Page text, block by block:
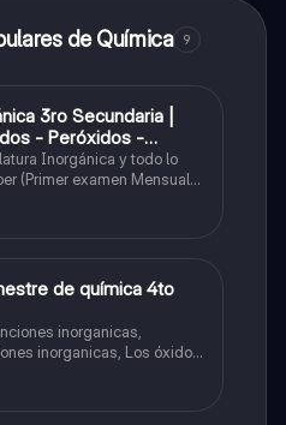
de Química 9
3ro Secundaria |
- Peróxidos -
Inorgánica y todo lo
(Primer examen Mensual
de química 4to
inorganicas,
inorganicas, Los óxidos